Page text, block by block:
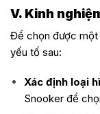
V. Kinh
Để chọn được một
yếu tố sau:
Xác định loại
Snooker để